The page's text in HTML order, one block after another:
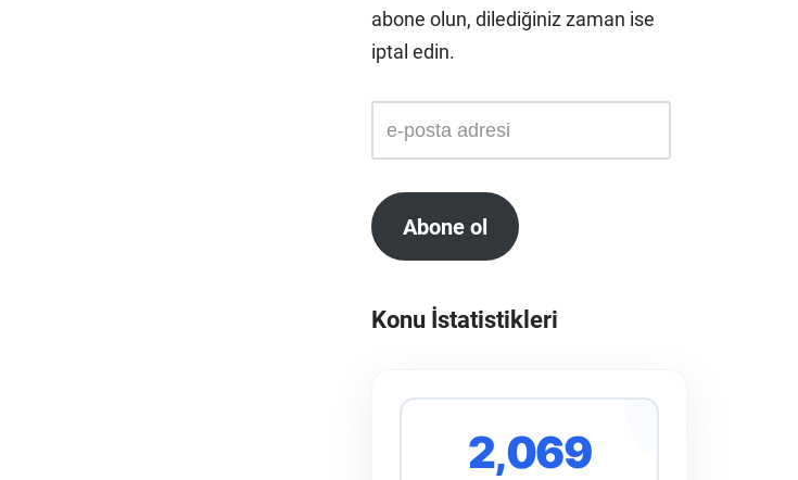
abone olun, dilediğiniz zaman ise
iptal edin.
Abone ol
Konu İstatistikleri
2,069